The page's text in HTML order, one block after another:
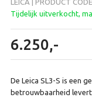
LEICA | PRODUCT
Tijdelijk uitverkocht,
6.250,-
De Leica SL3-S is een
betrouwbaarheid